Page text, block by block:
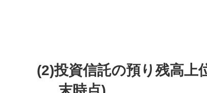
(2)投資信託の預り残高上